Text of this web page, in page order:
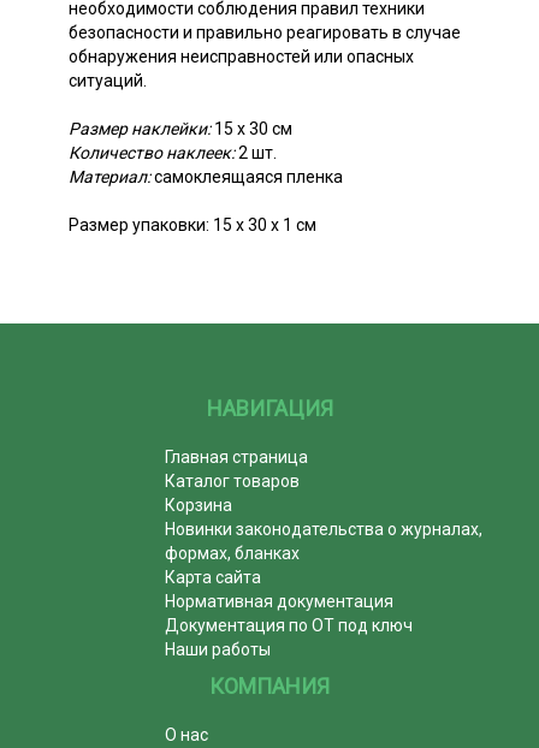
необходимости соблюдения правил техники
безопасности и правильно реагировать в случае
обнаружения неисправностей или опасных
ситуаций.
Размер наклейки:15 х 30 см
Количество наклеек:2 шт.
Материал:самоклеящаяся пленка
Размер упаковки: 15 х 30 х 1 см
НАВИГАЦИЯ
Главная страница
Каталог товаров
Корзина
Новинки законодательства о журналах,
формах, бланках
Карта сайта
Нормативная документация
Документация по ОТ под ключ
Наши работы
КОМПАНИЯ
О нас